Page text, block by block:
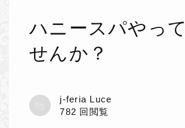
ハニースパやっ
せんか？
j-feria Luce
782 回閲覧